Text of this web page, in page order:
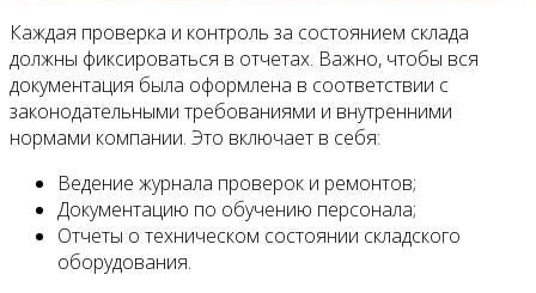
Каждая проверка и контроль за состоянием склада
должны фиксироваться в отчетах. Важно, чтобы вся
документация была оформлена в соответствии с
законодательными требованиями и внутренними
нормами компании. Это включает в себя:
Ведение журнала проверок и ремонтов;
Документацию по обучению персонала;
Отчеты о техническом состоянии складского
оборудования.